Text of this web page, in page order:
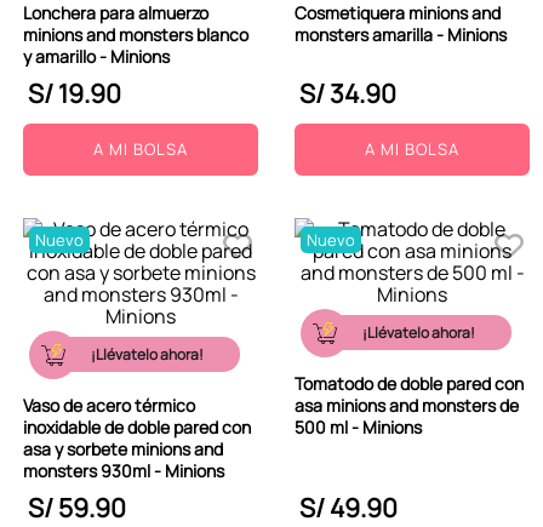
Lonchera para almuerzo
minions and monsters blanco
y amarillo - Minions
S/19.90
A MI BOLSA
Cosmetiquera minions and
monsters amarilla - Minions
S/34.90
A MI BOLSA
Nuevo
¡Llévatelo ahora!
Vaso de acero térmico
inoxidable de doble pared con
asa y sorbete minions and
monsters 930ml - Minions
S/59.90
Nuevo
¡Llévatelo ahora!
Tomatodo de doble pared con
asa minions and monsters de
500 ml - Minions
S/49.90